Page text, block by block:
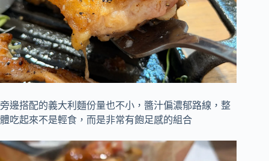
旁邊搭配的義大利麵份量也不小，醬汁偏濃郁路線，整
體吃起來不是輕食，而是非常有飽足感的組合